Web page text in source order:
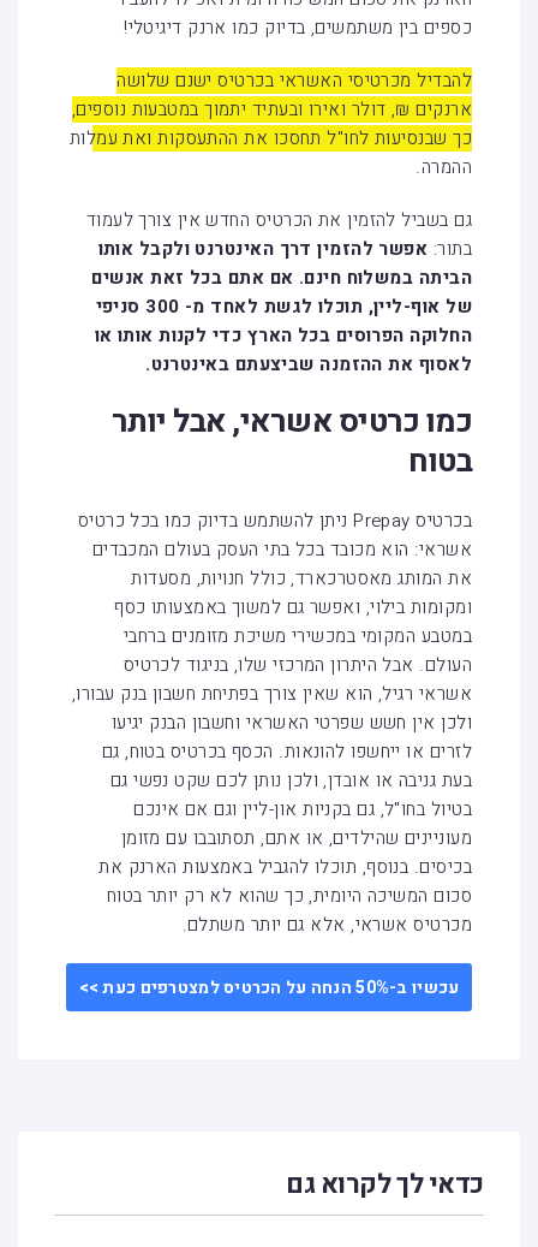
כספים בין משתמשים, בדיוק כמו ארנק דיגיטלי!
להבדיל מכרטיסי האשראי בכרטיס ישנם שלושה
ארנקים ₪, דולר ואירו ובעתיד יתמוך במטבעות נוספים,
כך שבנסיעות לחו"ל תחסכו את ההתעסקות ואת עמלות
ההמרה.
גם בשביל להזמין את הכרטיס החדש אין צורך לעמוד
בתור: אפשר להזמין דרך האינטרנט ולקבל אותו
הביתה במשלוח חינם. אם אתם בכל זאת אנשים
של אוף-ליין, תוכלו לגשת לאחד מ- 300 סניפי
החלוקה הפרוסים בכל הארץ כדי לקנות אותו או
לאסוף את ההזמנה שביצעתם באינטרנט.
כמו כרטיס אשראי, אבל יותר
בטוח
בכרטיס Prepay ניתן להשתמש בדיוק כמו בכל כרטיס
אשראי: הוא מכובד בכל בתי העסק בעולם המכבדים
את המותג מאסטרכארד, כולל חנויות, מסעדות
ומקומות בילוי, ואפשר גם למשוך באמצעותו כסף
במטבע המקומי במכשירי משיכת מזומנים ברחבי
העולם. אבל היתרון המרכזי שלו, בניגוד לכרטיס
אשראי רגיל, הוא שאין צורך בפתיחת חשבון בנק עבורו,
ולכן אין חשש שפרטי האשראי וחשבון הבנק יגיעו
לזרים או ייחשפו להונאות. הכסף בכרטיס בטוח, גם
בעת גניבה או אובדן, ולכן נותן לכם שקט נפשי גם
בטיול בחו"ל, גם בקניות און-ליין וגם אם אינכם
מעוניינים שהילדים, או אתם, תסתובבו עם מזומן
בכיסים. בנוסף, תוכלו להגביל באמצעות הארנק את
סכום המשיכה היומית, כך שהוא לא רק יותר בטוח
מכרטיס אשראי, אלא גם יותר משתלם.
עכשיו ב-50% הנחה על הכרטיס למצטרפים כעת >>
כדאי לך לקרוא גם